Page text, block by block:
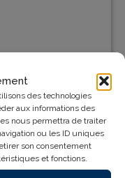
des technologies
aux informations des
nous permettra de traiter
ou les ID uniques
son consentement
et fonctions.
Grande Prade